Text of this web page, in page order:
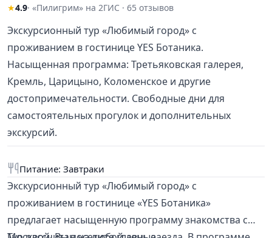
★4.9· «Пилигрим» на 2ГИС · 65 отзывов
Экскурсионный тур «Любимый город» с
проживанием в гостинице YES Ботаника.
Насыщенная программа: Третьяковская галерея,
Кремль, Царицыно, Коломенское и другие
достопримечательности. Свободные дни для
самостоятельных прогулок и дополнительных
экскурсий.
Питание: Завтраки
Экскурсионный тур «Любимый город» с
проживанием в гостинице «YES Ботаника»
предлагает насыщенную программу знакомства с